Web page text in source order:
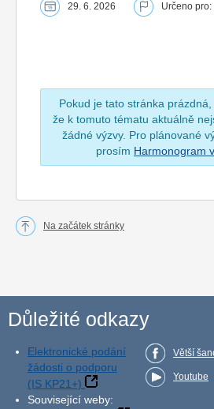
29. 6. 2026 Určeno pro:
Pokud je tato stránka prázdná,
že k tomuto tématu aktuálně
žádné výzvy. Pro plánované
prosím Harmonogram
Na začátek stránky
Důležité odkazy
Elektronické podání
žádosti o podporu
(IS KP21+)
Související weby:
Větší
Youtube